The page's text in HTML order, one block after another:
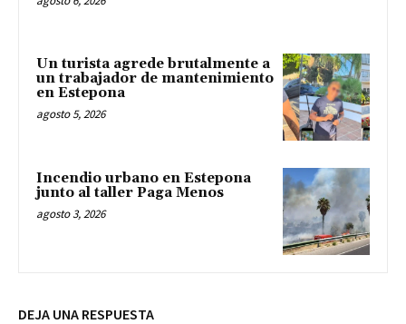
Un turista agrede brutalmente a
un trabajador de mantenimiento
en Estepona
agosto 5, 2026
Incendio urbano en Estepona
junto al taller Paga Menos
agosto 3, 2026
DEJA UNA RESPUESTA